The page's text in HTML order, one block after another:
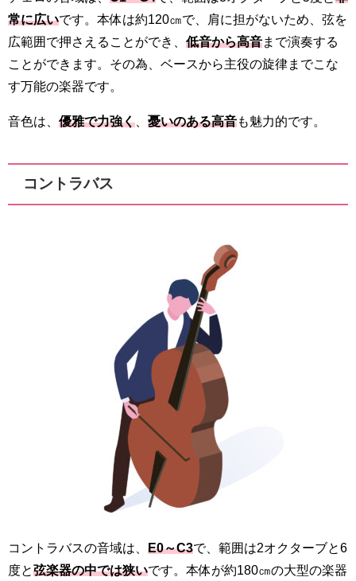
常に広いです。本体は約120㎝で、肩に担がないため、弦を
広範囲で押さえることができ、 低音から高音まで演奏する
ことができます。その為、ベースから主役の旋律までこな
す万能の楽器です。
音色は、 優雅で力強く 憂いのある高音も魅力的です。
コントラバス
コントラバスの音域は、 E0～C3で、範囲は2オクターブと6
度と弦楽器の中では狭いです。本体が約180㎝の大型の楽器